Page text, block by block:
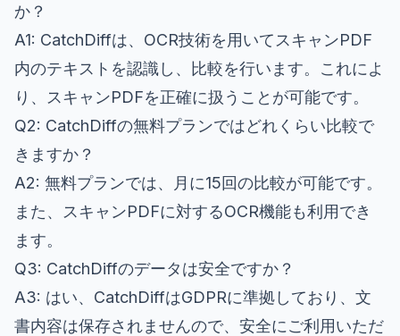
か？
A1: CatchDiffは、OCR技術を用いてスキャンPDF
内のテキストを認識し、比較を行います。これによ
り、スキャンPDFを正確に扱うことが可能です。
Q2: CatchDiffの無料プランではどれくらい比較で
きますか？
A2: 無料プランでは、月に15回の比較が可能です。
また、スキャンPDFに対するOCR機能も利用でき
ます。
Q3: CatchDiffのデータは安全ですか？
A3: はい、CatchDiffはGDPRに準拠しており、文
書内容は保存されませんので、安全にご利用いただ